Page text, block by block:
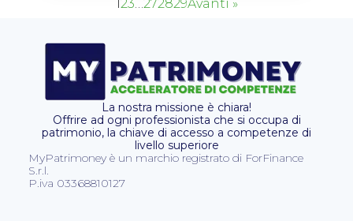
123…272829Avanti »
La nostra missione è chiara!
Offrire ad ogni professionista che si occupa di
patrimonio, la chiave di accesso a competenze di
livello superiore
MyPatrimoney è un marchio registrato di ForFinance
S.r.l.
P.iva 03368810127